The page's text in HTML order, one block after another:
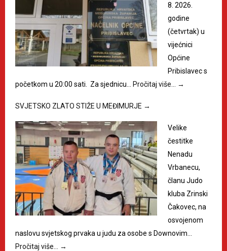
8. 2026.
godine
(četvrtak) u
vijećnici
Općine
Pribislavec s
početkom u 20:00 sati. Za sjednicu…
Pročitaj više… →
SVJETSKO ZLATO STIŽE U MEĐIMURJE →
Velike
čestitke
Nenadu
Vrbanecu,
članu Judo
kluba Zrinski
Čakovec, na
osvojenom
naslovu svjetskog prvaka u judu za osobe s Downovim…
Pročitaj više…
→